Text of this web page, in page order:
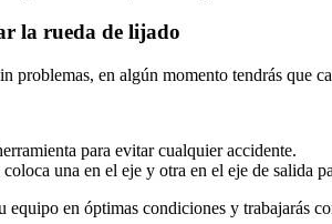
la rueda de lijado
problemas, en algún momento tendrás que
para evitar cualquier accidente.
una en el eje y otra en el eje de salida
equipo en óptimas condiciones y trabajarás